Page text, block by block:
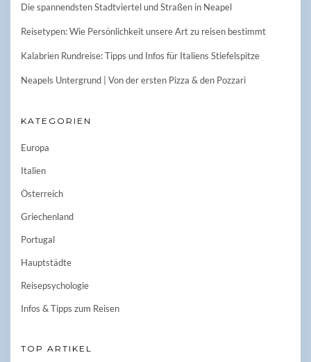
Die spannendsten Stadtviertel und Straßen in Neapel
Reisetypen: Wie Persönlichkeit unsere Art zu reisen bestimmt
Kalabrien Rundreise: Tipps und Infos für Italiens Stiefelspitze
Neapels Untergrund | Von der ersten Pizza & den Pozzari
KATEGORIEN
Europa
Italien
Österreich
Griechenland
Portugal
Hauptstädte
Reisepsychologie
Infos & Tipps zum Reisen
TOP ARTIKEL